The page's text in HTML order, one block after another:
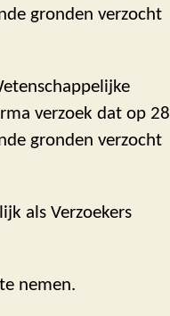
gronden verzocht
verzoek dat op 28
gronden verzocht
als Verzoekers
nemen.